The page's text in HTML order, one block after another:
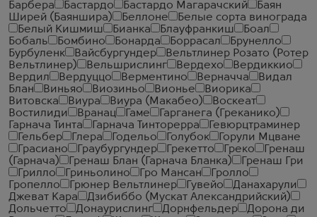
Барбера
Бастардо Бастардо Магарачский
Баян
Ширей (Баяншира)
Беллоне
Белые сорта винограда
Белый Кишмиш
Бианка Блауфранкиш
Боал
Бобаль
Бомбино Бонарда Боррасал
Брунелло
Бурбуленк
Вайсбургундер
Вельтлинер Розато (Ротер
Вельтлинер)
Вельшрислинг Вердехо
Вердиккио
Вердил
Вердуццо Верментино Верначча
Видал
Блан
Виньяо Виозиньо Вионье
Виорика
Витовска
Виура Виура (Макабео)
Воскеат
Востилиди
Вранац Гаме
Гарганега (Греканико)
Гарнача Тинта
Гарнача Тинторерра
Гевюрцтраминер
Гельбер
Глера Годельо Голубок
Горули Мцване
Грасиано
Граубургундер Грекетто Греко
Гренаш
(Гарнача)
Гренаш Блан (Гарнача Бланка)
Гренаш Гри
Грилло
Гриньолино Гро Мансан
Гролло
Гропелло
Грюнер Вельтлинер Гувейо
Данахарули
Джеват Кара
Дзибиббо (Мускат Александрийский)
Дольчетто
Донаурислинг Дорнфельдер
Дорона ди